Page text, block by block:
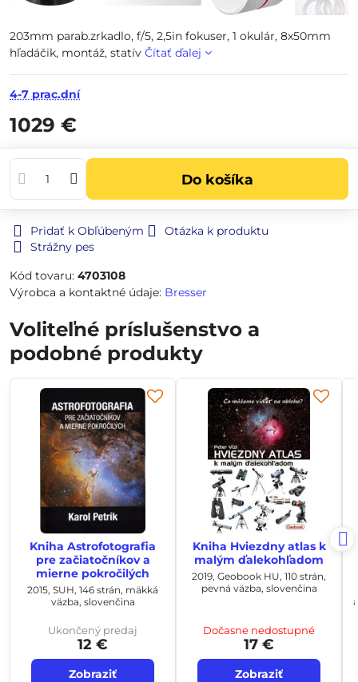
203mm parab.zrkadlo, f/5, 2,5in fokuser, 1 okulár, 8x50mm
hľadáčik, montáž, statív Čítať ďalej
4-7 prac.dní
1029 €
Do košíka
Pridať k Obľúbeným
Otázka k produktu
Strážny pes
Kód tovaru: 4703108
Výrobca a kontaktné údaje: Bresser
Voliteľné príslušenstvo a
podobné produkty
Kniha Astrofotografia
pre začiatočníkov a
mierne pokročilých
2015, SUH, 146 strán, mäkká
väzba, slovenčina
Ukončený predaj
12 €
Zobraziť
Kniha Hviezdny atlas k
malým ďalekohľadom
2019, Geobook HU, 110 strán,
pevná väzba, slovenčina
Dočasne nedostupné
17 €
Zobraziť